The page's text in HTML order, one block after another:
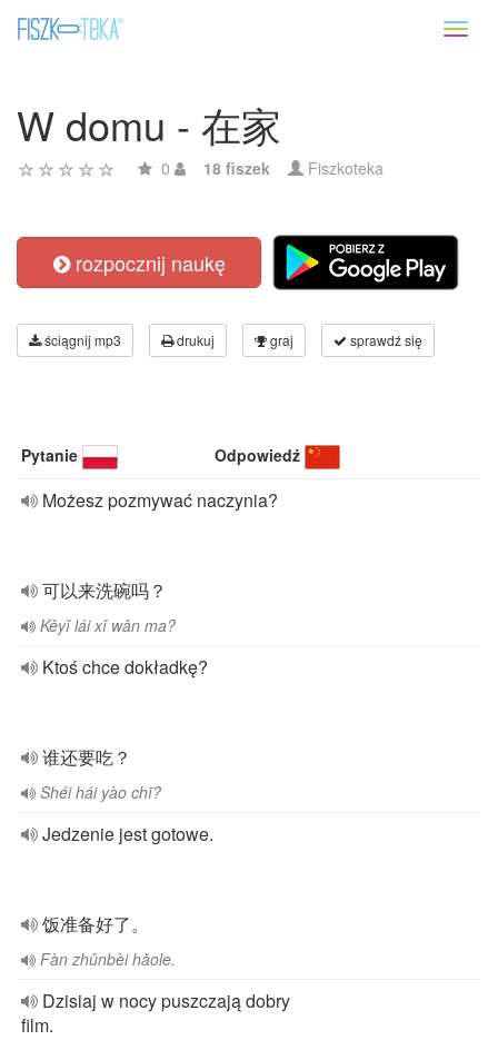
W domu - 在家
0 18 fiszek Fiszkoteka
rozpocznij naukę
ściągnij mp3 drukuj graj sprawdź się
Pytanie Odpowiedź
Możesz pozmywać naczynia?
可以来洗碗吗？
Kěyǐ lái xǐ wǎn ma?
Ktoś chce dokładkę?
谁还要吃？
Shéi hái yào chī?
Jedzenie jest gotowe.
饭准备好了。
Fàn zhǔnbèi hǎole.
Dzisiaj w nocy puszczają dobry
film.